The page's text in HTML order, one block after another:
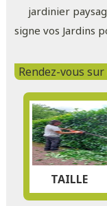
jardinier
signe vos Jardins
Rendez-vous sur
TAILLE